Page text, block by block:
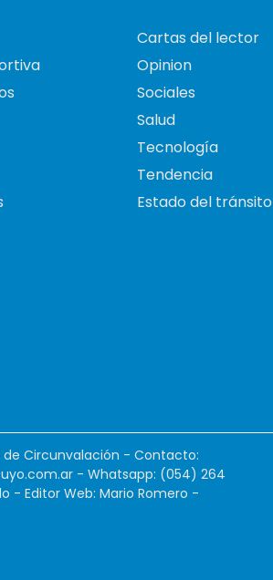
Cartas del lector
Opinion
Sociales
Salud
Tecnología
Tendencia
Estado del tránsito
de Circunvalación - Contacto:
- Whatsapp: (054) 264
- Editor Web: Mario Romero -